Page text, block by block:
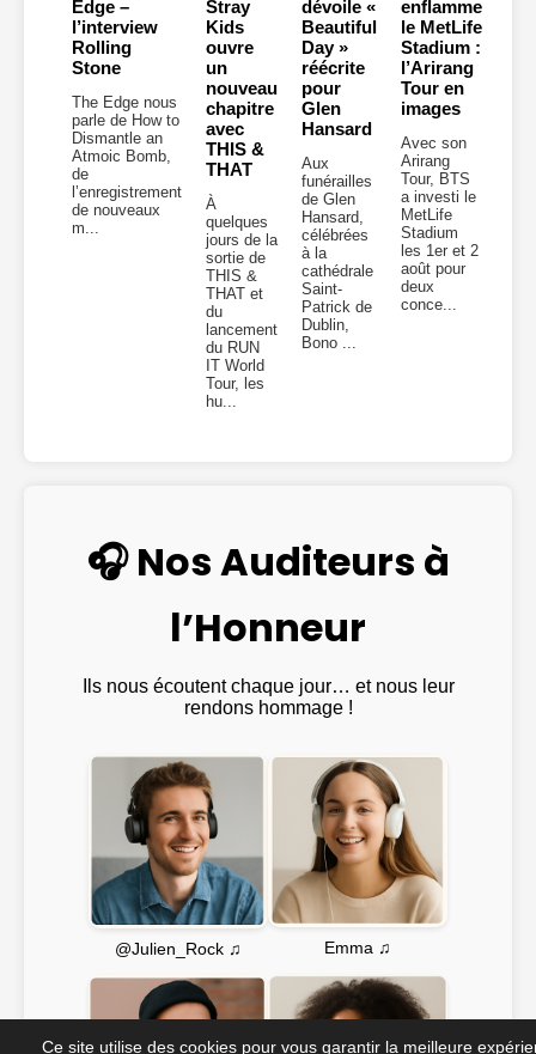
Edge –
l’interview
Rolling
Stone
The Edge nous
parle de How to
Dismantle an
Atmoic Bomb,
de
l’enregistrement
de nouveaux
m...
Stray
Kids
ouvre
un
nouveau
chapitre
avec
THIS &
THAT
À
quelques
jours de la
sortie de
THIS &
THAT et
du
lancement
du RUN
IT World
Tour, les
hu...
dévoile «
Beautiful
Day »
réécrite
pour
Glen
Hansard
Aux
funérailles
de Glen
Hansard,
célébrées
à la
cathédrale
Saint-
Patrick de
Dublin,
Bono ...
enflamme
le MetLife
Stadium :
l’Arirang
Tour en
images
Avec son
Arirang
Tour, BTS
a investi le
MetLife
Stadium
les 1er et 2
août pour
deux
conce...
🎧 Nos Auditeurs à
l’Honneur
Ils nous écoutent chaque jour… et nous leur
rendons hommage !
@Julien_Rock ♫ Emma ♫
Ce site utilise des cookies pour vous garantir la meilleure